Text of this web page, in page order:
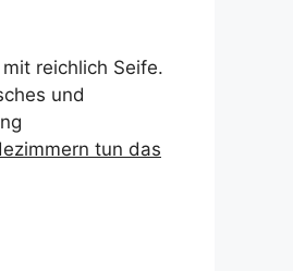
reichlich Seife.
und
tun das